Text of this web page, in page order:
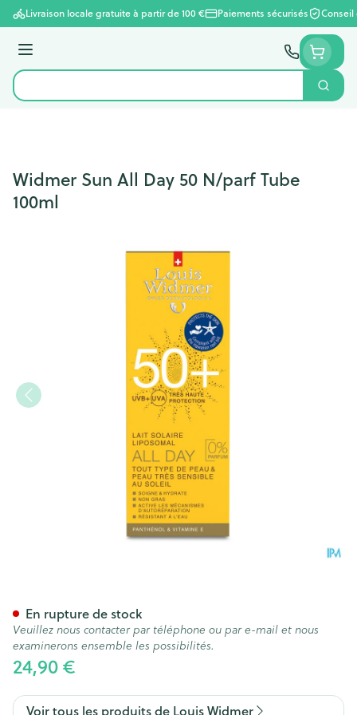
Aller au contenu
Livraison locale gratuite à partir de 100 € Paiements sécurisés
Menu
Rechercher
Widmer Sun All Day 50 N/parf Tube
100ml
24,90 €
En rupture de stock
Veuillez nous contacter par téléphone ou par e-mail et nous
examinerons ensemble les possibilités.
Voir tous les produits de Louis Widmer